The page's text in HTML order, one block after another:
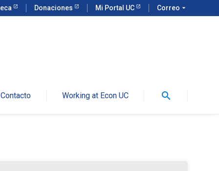
Donaciones Mi Portal UC Correo arrow_drop_down
Contacto Working at Econ UC search